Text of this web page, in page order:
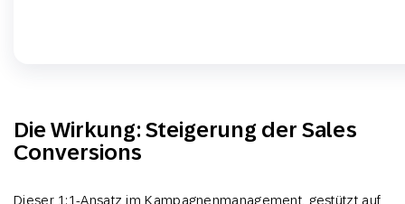
Die Wirkung: Steigerung der Sales
Conversions
Dieser 1:1-Ansatz im Kampagnenmanagement, gestützt auf